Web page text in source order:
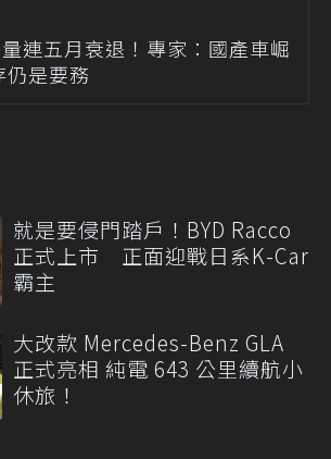
連五月衰退！專家：國產車崛
仍是要務
就是要侵門踏戶！BYD Racco
正式上市 正面迎戰日系K-Car
霸主
大改款 Mercedes-Benz GLA
正式亮相 純電 643 公里續航小
休旅！